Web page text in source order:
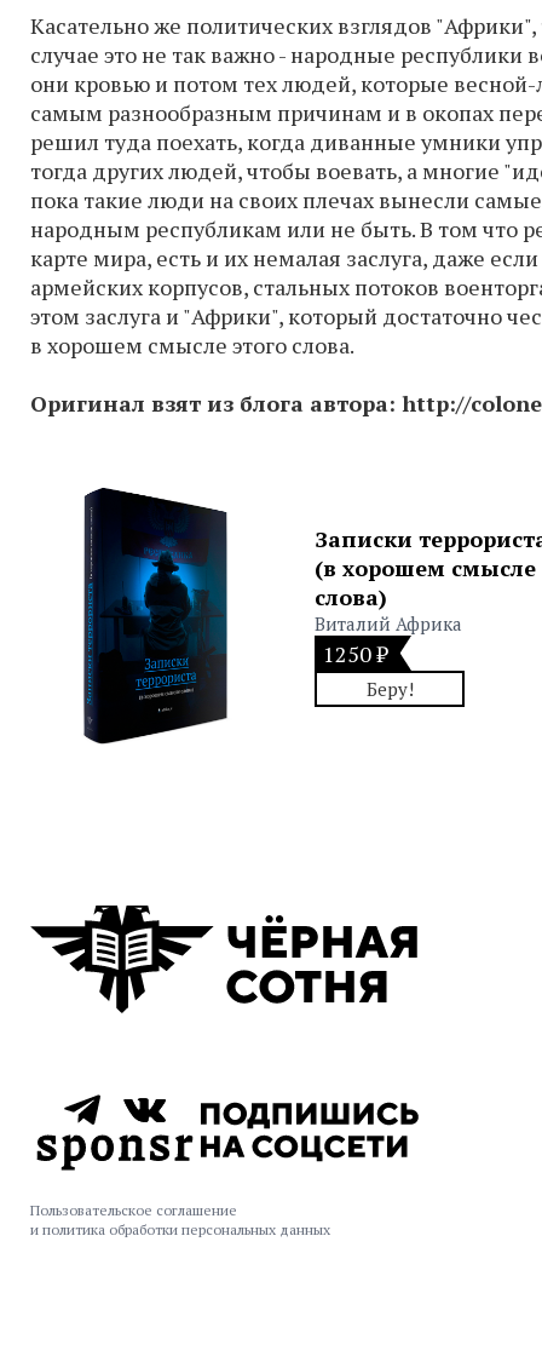
Касательно же политических взглядов
случае это не так важно - народные республики
они кровью и потом тех людей, которые весной-
самым разнообразным причинам и в окопах
решил туда поехать, когда диванные умники
тогда других людей, чтобы воевать, а многие
пока такие люди на своих плечах вынесли
народным республикам или не быть. В том что
карте мира, есть и их немалая заслуга, даже
армейских корпусов, стальных потоков
этом заслуга и "Африки", который достаточно
в хорошем смысле этого слова.
Оригинал взят из блога автора: http://
Записки
(в хорошем смысле
слова)
Виталий Африка
1250 ₽
Беру!
Пользовательское соглашение
и политика обработки персональных данных